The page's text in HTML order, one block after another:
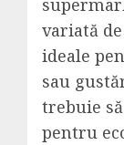
variată
ideale
sau
trebuie
pentru